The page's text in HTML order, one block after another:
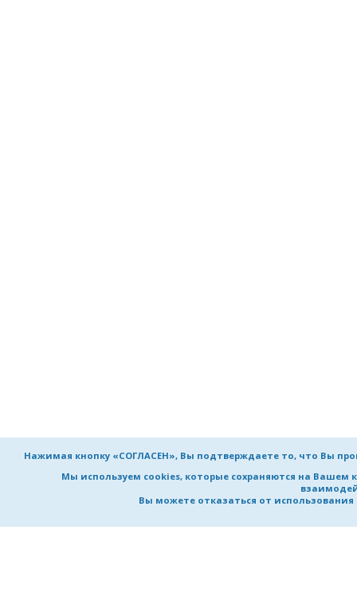
Нажимая кнопку «СОГЛАСЕН», Вы подтверждаете то, что Вы
Мы используем cookies, которые сохраняются на Вашем
Вы можете отказаться от использования